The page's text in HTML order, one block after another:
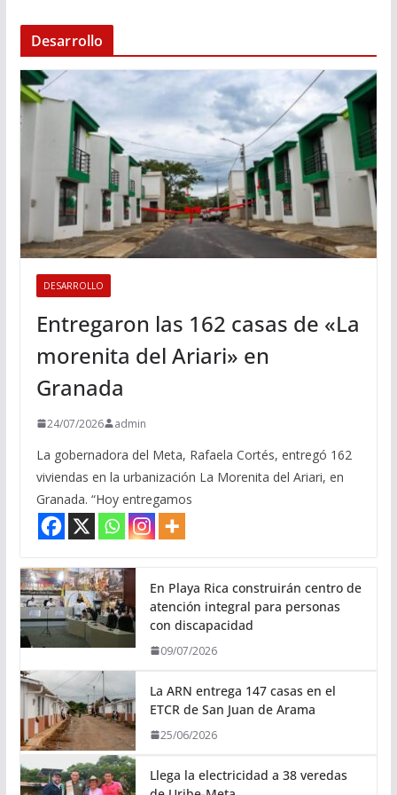
Desarrollo
DESARROLLO
Entregaron las 162 casas de «La
morenita del Ariari» en
Granada
24/07/2026 admin
La gobernadora del Meta, Rafaela Cortés, entregó 162
viviendas en la urbanización La Morenita del Ariari, en
Granada. “Hoy entregamos
En Playa Rica construirán centro de
atención integral para personas
con discapacidad
09/07/2026
La ARN entrega 147 casas en el
ETCR de San Juan de Arama
25/06/2026
Llega la electricidad a 38 veredas